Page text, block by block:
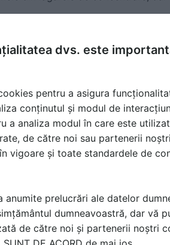
spaţiul ambiant (case si birouri)
electromagnetice nenaturale
celulare;
acuze de dureri de cap şi
fluorescente compacte;
fluorescente, iar o parte dintre
cu variator, se pot arde foarte
dvs. este
pentru a asigura
conținutul și modul de
a analiza modul în care este
de către noi sau partenerii
vigoare și toate standardele de
prelucrări ale datelor
dumneavoastră, dar vă
de către noi și partenerii noștri